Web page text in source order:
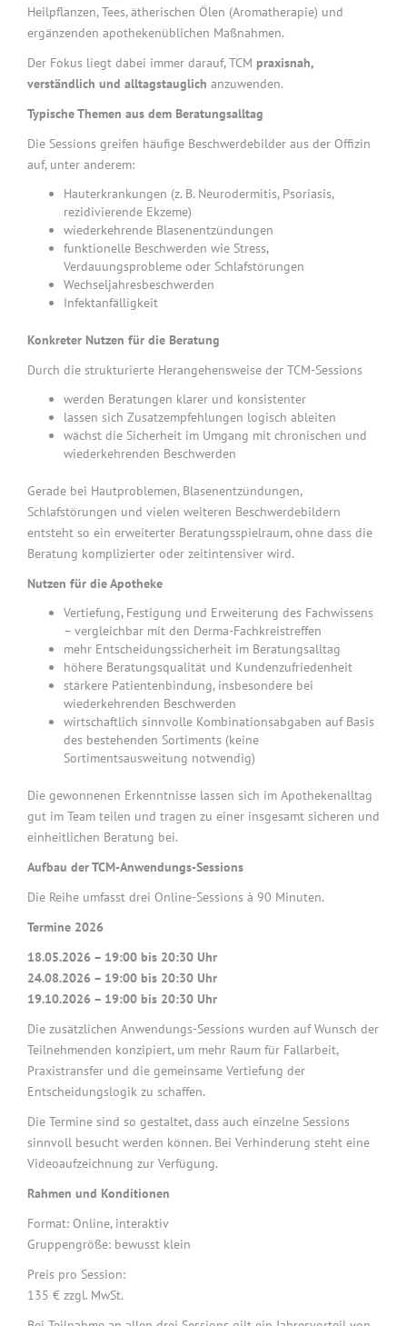
Heilpflanzen, Tees, ätherischen Ölen (Aromatherapie) und
ergänzenden apothekenüblichen Maßnahmen.
Der Fokus liegt dabei immer darauf, TCM praxisnah,
verständlich und alltagstauglich anzuwenden.
Typische Themen aus dem Beratungsalltag
Die Sessions greifen häufige Beschwerdebilder aus der Offizin
auf, unter anderem:
Hauterkrankungen (z. B. Neurodermitis, Psoriasis,
rezidivierende Ekzeme)
wiederkehrende Blasenentzündungen
funktionelle Beschwerden wie Stress,
Verdauungsprobleme oder Schlafstörungen
Wechseljahresbeschwerden
Infektanfälligkeit
Konkreter Nutzen für die Beratung
Durch die strukturierte Herangehensweise der TCM-Sessions
werden Beratungen klarer und konsistenter
lassen sich Zusatzempfehlungen logisch ableiten
wächst die Sicherheit im Umgang mit chronischen und
wiederkehrenden Beschwerden
Gerade bei Hautproblemen, Blasenentzündungen,
Schlafstörungen und vielen weiteren Beschwerdebildern
entsteht so ein erweiterter Beratungsspielraum, ohne dass die
Beratung komplizierter oder zeitintensiver wird.
Nutzen für die Apotheke
Vertiefung, Festigung und Erweiterung des Fachwissens
– vergleichbar mit den Derma-Fachkreistreffen
mehr Entscheidungssicherheit im Beratungsalltag
höhere Beratungsqualität und Kundenzufriedenheit
stärkere Patientenbindung, insbesondere bei
wiederkehrenden Beschwerden
wirtschaftlich sinnvolle Kombinationsabgaben auf Basis
des bestehenden Sortiments (keine
Sortimentsausweitung notwendig)
Die gewonnenen Erkenntnisse lassen sich im Apothekenalltag
gut im Team teilen und tragen zu einer insgesamt sicheren und
einheitlichen Beratung bei.
Aufbau der TCM-Anwendungs-Sessions
Die Reihe umfasst drei Online-Sessions à 90 Minuten.
Termine 2026
18.05.2026 – 19:00 bis 20:30 Uhr
24.08.2026 – 19:00 bis 20:30 Uhr
19.10.2026 – 19:00 bis 20:30 Uhr
Die zusätzlichen Anwendungs-Sessions wurden auf Wunsch der
Teilnehmenden konzipiert, um mehr Raum für Fallarbeit,
Praxistransfer und die gemeinsame Vertiefung der
Entscheidungslogik zu schaffen.
Die Termine sind so gestaltet, dass auch einzelne Sessions
sinnvoll besucht werden können. Bei Verhinderung steht eine
Videoaufzeichnung zur Verfügung.
Rahmen und Konditionen
Format: Online, interaktiv
Gruppengröße: bewusst klein
Preis pro Session:
135 € zzgl. MwSt.